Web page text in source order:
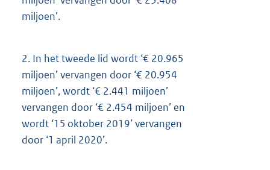
miljoen’.
2. In het tweede lid wordt ‘€ 20.965
miljoen’ vervangen door ‘€ 20.954
miljoen’, wordt ‘€ 2.441 miljoen’
vervangen door ‘€ 2.454 miljoen’ en
wordt ‘15 oktober 2019’ vervangen
door ‘1 april 2020’.